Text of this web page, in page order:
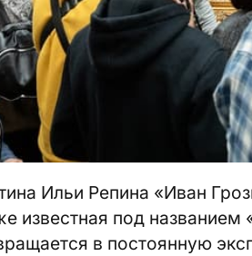
Ильи Репина «Иван
известная под
в постоянную